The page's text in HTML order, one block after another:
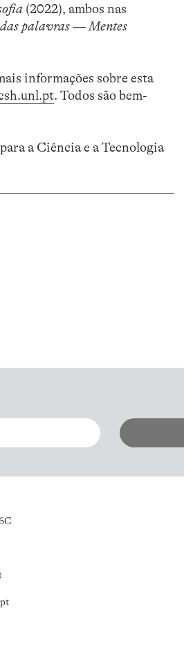
(2022), ambos nas
palavras — Mentes
informações sobre esta
. Todos são bem-
a Ciência e a Tecnologia